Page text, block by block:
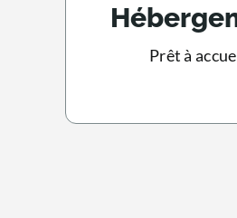
Prêt à